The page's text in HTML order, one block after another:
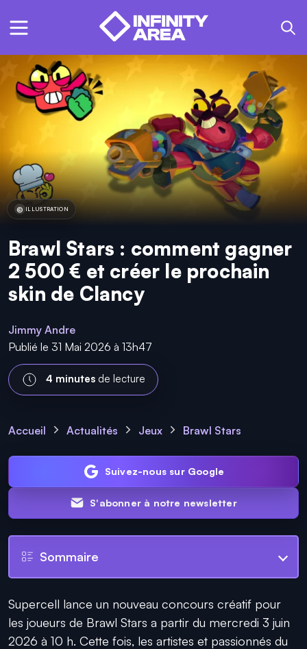
ILLUSTRATION
Brawl Stars : comment gagner
2 500 € et créer le prochain
skin de Clancy
Jimmy Andre
Publié le 31 Mai 2026 à 13h47
4 minutes de lecture
Accueil Actualités Jeux Brawl Stars
Suivez-nous sur Google
S'abonner à notre newsletter
Sommaire
Supercell lance un nouveau concours créatif pour
les joueurs de Brawl Stars a partir du mercredi 3 juin
2026 à 10 h. Cette fois, les artistes et passionnés du